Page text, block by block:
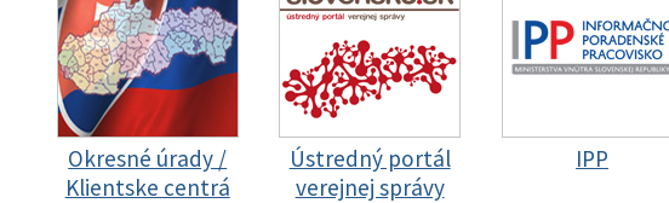
Okresné úrady /
Klientske centrá
Ústredný portál
verejnej správy
IPP